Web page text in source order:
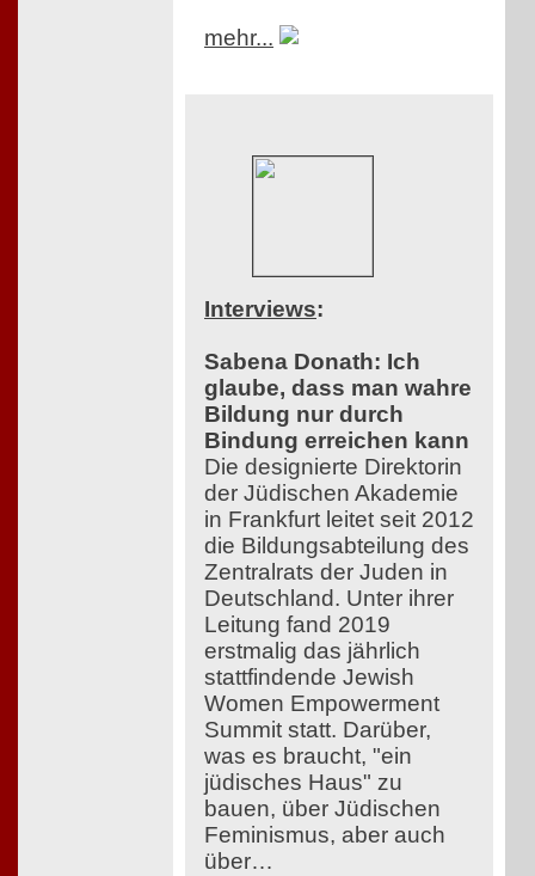
mehr...
Interviews:
Sabena Donath: Ich
glaube, dass man wahre
Bildung nur durch
Bindung erreichen kann
Die designierte Direktorin
der Jüdischen Akademie
in Frankfurt leitet seit 2012
die Bildungsabteilung des
Zentralrats der Juden in
Deutschland. Unter ihrer
Leitung fand 2019
erstmalig das jährlich
stattfindende Jewish
Women Empowerment
Summit statt. Darüber,
was es braucht, "ein
jüdisches Haus" zu
bauen, über Jüdischen
Feminismus, aber auch
über…